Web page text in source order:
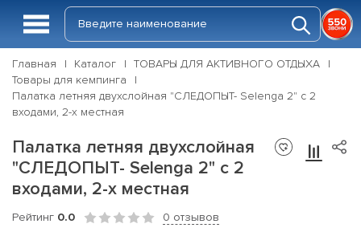
Главная Каталог
ТОВАРЫ ДЛЯ АКТИВНОГО ОТДЫХА
Товары для кемпинга
Палатка летняя двухслойная "СЛЕДОПЫТ- Selenga 2" с 2
входами, 2-х местная
Палатка летняя двухслойная
"СЛЕДОПЫТ- Selenga 2" с 2
входами, 2-х местная
Рейтинг 0.0 0 отзывов